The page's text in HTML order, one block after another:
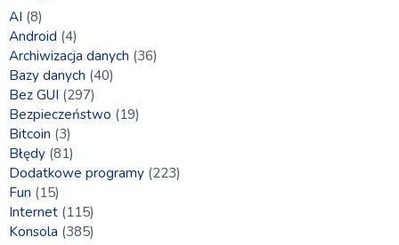
AI (8)
Android (4)
Archiwizacja danych (36)
Bazy danych (40)
Bez GUI (297)
Bezpieczeństwo (19)
Bitcoin (3)
Błędy (81)
Dodatkowe programy (223)
Fun (15)
Internet (115)
Konsola (385)